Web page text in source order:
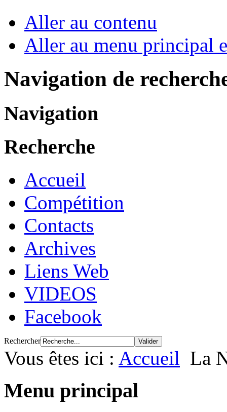
Aller au contenu
Aller au menu principal
Navigation de
Navigation
Recherche
Accueil
Compétition
Contacts
Archives
Liens Web
VIDEOS
Facebook
Rechercher
Vous êtes ici : Accueil La
Menu principal